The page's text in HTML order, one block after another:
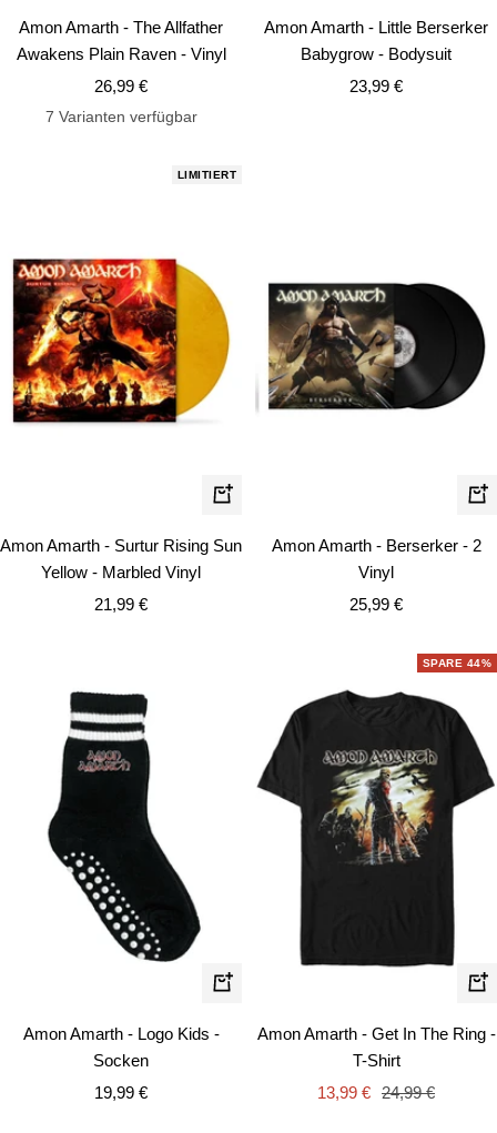
Warenkorb
Amon Amarth - The Allfather
Awakens Plain Raven - Vinyl
Angebotspreis
26,99 €
7 Varianten verfügbar
Amon Amarth - Little Berserker
Babygrow - Bodysuit
Angebotspreis
23,99 €
LIMITIERT
In
Amon Amarth - Surtur Rising Sun
Yellow - Marbled Vinyl
Angebotspreis
21,99 €
In
Amon Amarth - Berserker - 2
Vinyl
Angebotspreis
25,99 €
Schnellansicht
Amon Amarth - Logo Kids -
Socken
Angebotspreis
19,99 €
SPARE 44%
Amon Amarth - Get In The Ring -
T-Shirt
Angebotspreis
13,99 € Regulärer
24,99 €